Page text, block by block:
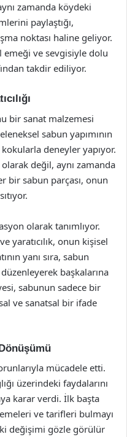
zamanda köydeki
paylaştığı,
noktası haline geliyor.
emeği ve sevgisiyle dolu
takdir ediliyor.
bir sanat malzemesi
sabun yapımının
deneyler yapıyor.
olarak değil, aynı zamanda
bir sabun parçası, onun
olarak tanımlıyor.
yaratıcılık, onun kişisel
yanı sıra, sabun
başkalarına
sabunun sadece bir
ve sanatsal bir ifade
mücadele etti.
üzerindeki faydalarını
karar verdi. İlk başta
ve tarifleri bulmayı
değişimi gözle görülür